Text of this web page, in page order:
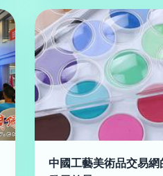
中國工藝美術品交易網